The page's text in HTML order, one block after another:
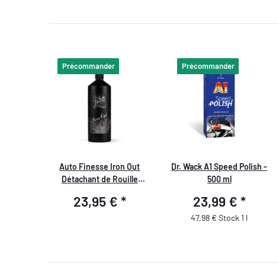
Précommander
Auto Finesse Iron Out
Détachant de Rouille
23,95 € *
Précommander
Dr. Wack A1 Speed Polish -
500 ml
23,99 € *
47,98 € Stock 1 l